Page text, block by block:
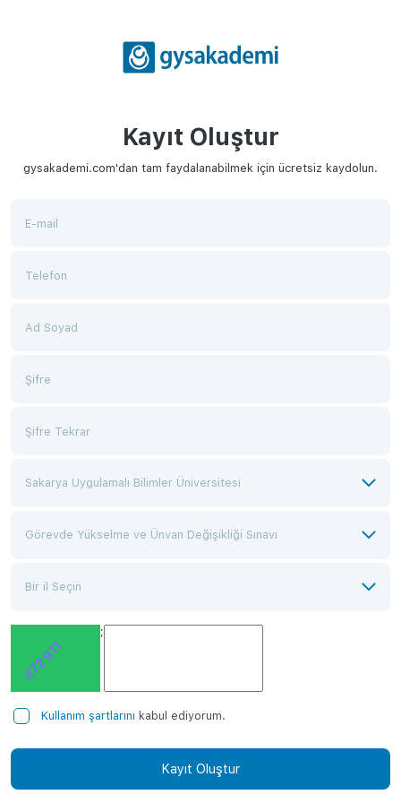
Kayıt Oluştur
gysakademi.com'dan tam faydalanabilmek için ücretsiz kaydolun.
;
Kullanım şartlarını kabul ediyorum.